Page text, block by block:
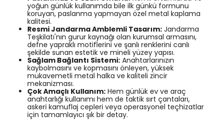
yoğun günlük kullanımda bile ilk günkü formunu
koruyan, paslanma yapmayan özel metal kaplama
kalitesi.
Resmi Jandarma Amblemli Tasarım: Jandarma
Teşkilatı'nın gurur kaynağı olan kurumsal armasını,
defne yapraklı motiflerini ve şanlı renklerini canlı
şekilde sunan estetik ve mineli yüzey yapısı.
Sağlam Bağlantı Sistemi: Anahtarlarınızın
kaybolmasını ve kopmasını önleyen, yüksek
mukavemetli metal halka ve kaliteli zincir
mekanizması.
Çok Amaçlı Kullanım: Hem günlük ev ve araç
anahtarlığı kullanımı hem de taktik sırt çantaları,
askeri kamuflaj cepleri veya operasyonel teçhizatlar
için tamamlayıcı şık bir detay.